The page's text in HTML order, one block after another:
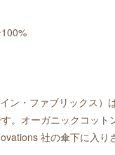
イン・ファブリックス
。オーガニックコット
社の傘下に入り